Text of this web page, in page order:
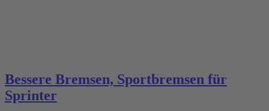
Bessere Bremsen, Sportbremsen für
Sprinter